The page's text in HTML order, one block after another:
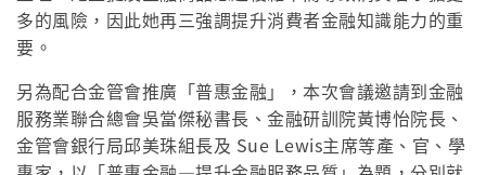
多的風險，因此她再三強調提升消費者金融知識能力的重
要。
另為配合金管會推廣「普惠金融」，本次會議邀請到金融
服務業聯合總會吳當傑秘書長、金融研訓院黃博怡院長、
金管會銀行局邱美珠組長及 Sue Lewis主席等產、官、學